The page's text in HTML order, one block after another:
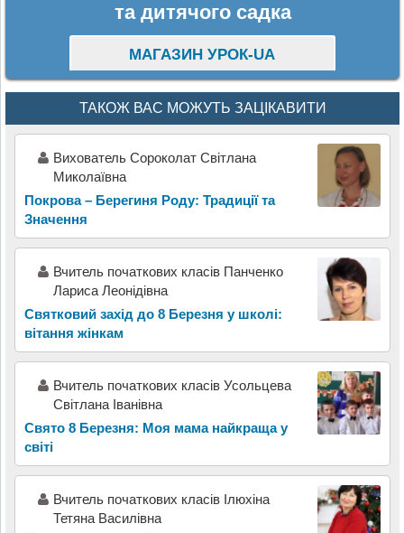
та дитячого садка
МАГАЗИН УРОК-UA
ТАКОЖ ВАС МОЖУТЬ ЗАЦІКАВИТИ
Вихователь Сороколат Світлана
Миколаївна
Покрова – Берегиня Роду: Традиції та
Значення
Вчитель початкових класів Панченко
Лариса Леонідівна
Святковий захід до 8 Березня у школі:
вітання жінкам
Вчитель початкових класів Усольцева
Світлана Іванівна
Свято 8 Березня: Моя мама найкраща у
світі
Вчитель початкових класів Ілюхіна
Тетяна Василівна